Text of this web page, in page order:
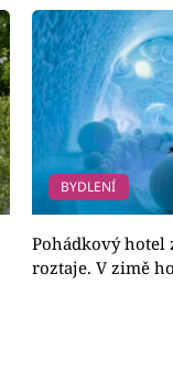
BYDLENÍ
Pohádkový hotel
roztaje. V zimě